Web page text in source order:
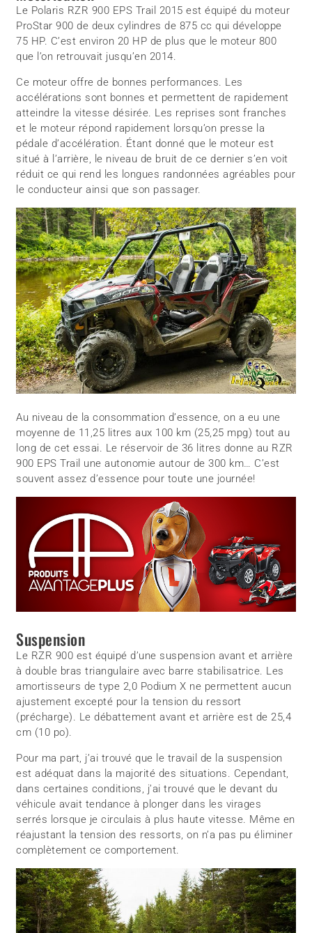
Le Polaris RZR 900 EPS Trail 2015 est équipé du moteur
ProStar 900 de deux cylindres de 875 cc qui développe
75 HP. C’est environ 20 HP de plus que le moteur 800
que l’on retrouvait jusqu’en 2014.
Ce moteur offre de bonnes performances. Les
accélérations sont bonnes et permettent de rapidement
atteindre la vitesse désirée. Les reprises sont franches
et le moteur répond rapidement lorsqu’on presse la
pédale d’accélération. Étant donné que le moteur est
situé à l’arrière, le niveau de bruit de ce dernier s’en voit
réduit ce qui rend les longues randonnées agréables pour
le conducteur ainsi que son passager.
Au niveau de la consommation d’essence, on a eu une
moyenne de 11,25 litres aux 100 km (25,25 mpg) tout au
long de cet essai. Le réservoir de 36 litres donne au RZR
900 EPS Trail une autonomie autour de 300 km… C’est
souvent assez d’essence pour toute une journée!
Suspension
Le RZR 900 est équipé d’une suspension avant et arrière
à double bras triangulaire avec barre stabilisatrice. Les
amortisseurs de type 2,0 Podium X ne permettent aucun
ajustement excepté pour la tension du ressort
(précharge). Le débattement avant et arrière est de 25,4
cm (10 po).
Pour ma part, j’ai trouvé que le travail de la suspension
est adéquat dans la majorité des situations. Cependant,
dans certaines conditions, j’ai trouvé que le devant du
véhicule avait tendance à plonger dans les virages
serrés lorsque je circulais à plus haute vitesse. Même en
réajustant la tension des ressorts, on n’a pas pu éliminer
complètement ce comportement.